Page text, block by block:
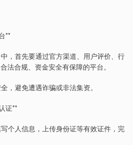
**
，首先要通过官方渠道、用户评价、行
法合规、资金安全有保障的平台。
，避免遭遇诈骗或非法集资。
证**
个人信息，上传身份证等有效证件，完